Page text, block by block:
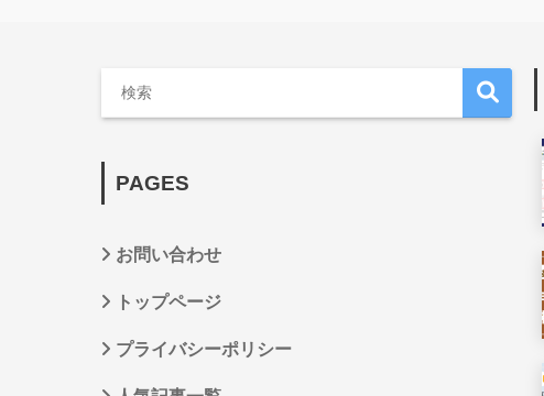
PAGES
お問い合わせ
トップページ
プライバシーポリシー